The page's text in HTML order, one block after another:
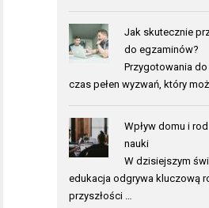
Jak skutecznie
do egzaminów?
Przygotowania
czas pełen wyzwań, który
Wpływ domu i
nauki
W dzisiejszym
edukacja odgrywa kluczową
przyszłości …